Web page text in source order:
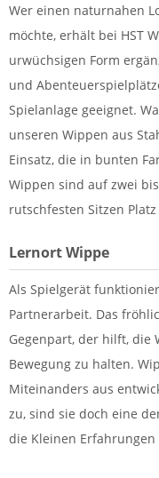
Wer einen naturnahen
möchte, erhält bei HST
urwüchsigen Form
und
Spielanlage geeignet.
unseren Wippen aus
Einsatz, die in bunten
Wippen sind auf zwei
rutschfesten Sitzen
Lernort Wippe
Als Spielgerät
Partnerarbeit. Das
Gegenpart, der hilft, die
Bewegung zu halten.
Miteinanders aus
zu, sind sie doch eine
die Kleinen